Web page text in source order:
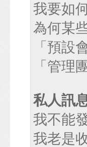
我要如
為何某
「預設
「管理
私人訊
我不能
我老是